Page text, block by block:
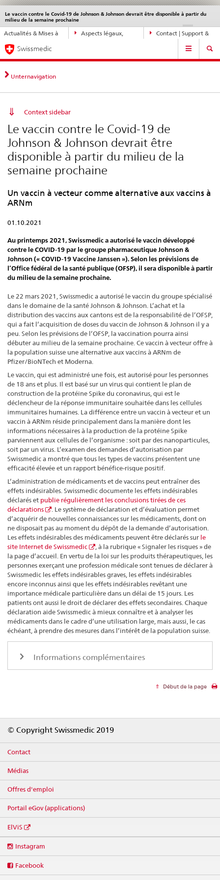
Navigation
directe:
actualités,
bases
juridiques,
contact
Actualités & Mises à
Aspects légaux,
Contact | Support &
Le vaccin contre le Covid-19 de Johnson & Johnson devrait être disponible à partir du
milieu de la semaine prochaine
DE EN
Service
navigation
Navigation
Swissmedic
Unternavigation
Context sidebar
Le vaccin contre le Covid-19 de
Johnson & Johnson devrait être
disponible à partir du milieu de la
semaine prochaine
Un vaccin à vecteur comme alternative aux vaccins à
ARNm
01.10.2021
Au printemps 2021, Swissmedic a autorisé le vaccin développé
contre le COVID-19 par le groupe pharmaceutique Johnson &
Johnson (« COVID-19 Vaccine Janssen »). Selon les prévisions de
l’Office fédéral de la santé publique (OFSP), il sera disponible à partir
du milieu de la semaine prochaine.
Le 22 mars 2021, Swissmedic a autorisé le vaccin du groupe spécialisé
dans le domaine de la santé Johnson & Johnson. L’achat et la
distribution des vaccins aux cantons est de la responsabilité de l’OFSP,
qui a fait l’acquisition de doses du vaccin de Johnson & Johnson il y a
peu. Selon les prévisions de l’OFSP, la vaccination pourra ainsi
débuter au milieu de la semaine prochaine. Ce vaccin à vecteur offre à
la population suisse une alternative aux vaccins à ARNm de
Pfizer/BioNTech et Moderna.
Le vaccin, qui est administré une fois, est autorisé pour les personnes
de 18 ans et plus. Il est basé sur un virus qui contient le plan de
construction de la protéine Spike du coronavirus, qui est le
déclencheur de la réponse immunitaire souhaitée dans les cellules
immunitaires humaines. La différence entre un vaccin à vecteur et un
vaccin à ARNm réside principalement dans la manière dont les
informations nécessaires à la production de la protéine Spike
parviennent aux cellules de l’organisme : soit par des nanoparticules,
soit par un virus. L’examen des demandes d’autorisation par
Swissmedic a montré que tous les types de vaccins présentent une
efficacité élevée et un rapport bénéfice-risque positif.
L’administration de médicaments et de vaccins peut entraîner des
effets indésirables. Swissmedic documente les effets indésirables
déclarés et publie régulièrement les conclusions tirées de ces
déclarations
. Le système de déclaration et d’évaluation permet
d’acquérir de nouvelles connaissances sur les médicaments, dont on
ne disposait pas au moment du dépôt de la demande d’autorisation.
Les effets indésirables des médicaments peuvent être déclarés sur le
site Internet de Swissmedic
, à la rubrique « Signaler les risques » de
la page d’accueil. En vertu de la loi sur les produits thérapeutiques, les
personnes exerçant une profession médicale sont tenues de déclarer à
Swissmedic les effets indésirables graves, les effets indésirables
encore inconnus ainsi que les effets indésirables revêtant une
importance médicale particulière dans un délai de 15 jours. Les
patients ont aussi le droit de déclarer des effets secondaires. Chaque
déclaration aide Swissmedic à mieux connaître et à analyser les
médicaments dans le cadre d’une utilisation large, mais aussi, le cas
échéant, à prendre des mesures dans l’intérêt de la population suisse.
Informations complémentaires
Début de la page
© Copyright Swissmedic 2019
Contact
Médias
Offres d'emploi
Portail eGov (applications)
ElViS
media
Instagram
Facebook